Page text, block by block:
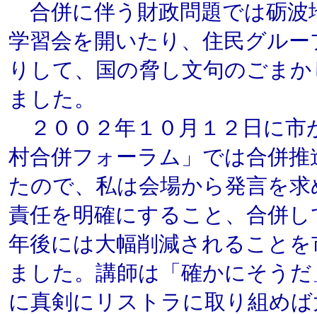
合併に伴う財政問題では砺波
学習会を開いたり、住民グル
りして、国の脅し文句のごま
ました。
２００２年１０月１２日に市
村合併フォーラム」では合併
たので、私は会場から発言を
責任を明確にすること、合併
年後には大幅削減されること
ました。講師は「確かにそう
に真剣にリストラに取り組め